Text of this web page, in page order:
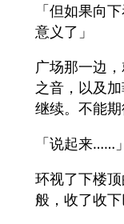
「但如果向
意义了」
广场那一边
之音，以及
继续。不能期
「说起来……」
环视了下楼
般，收了收下